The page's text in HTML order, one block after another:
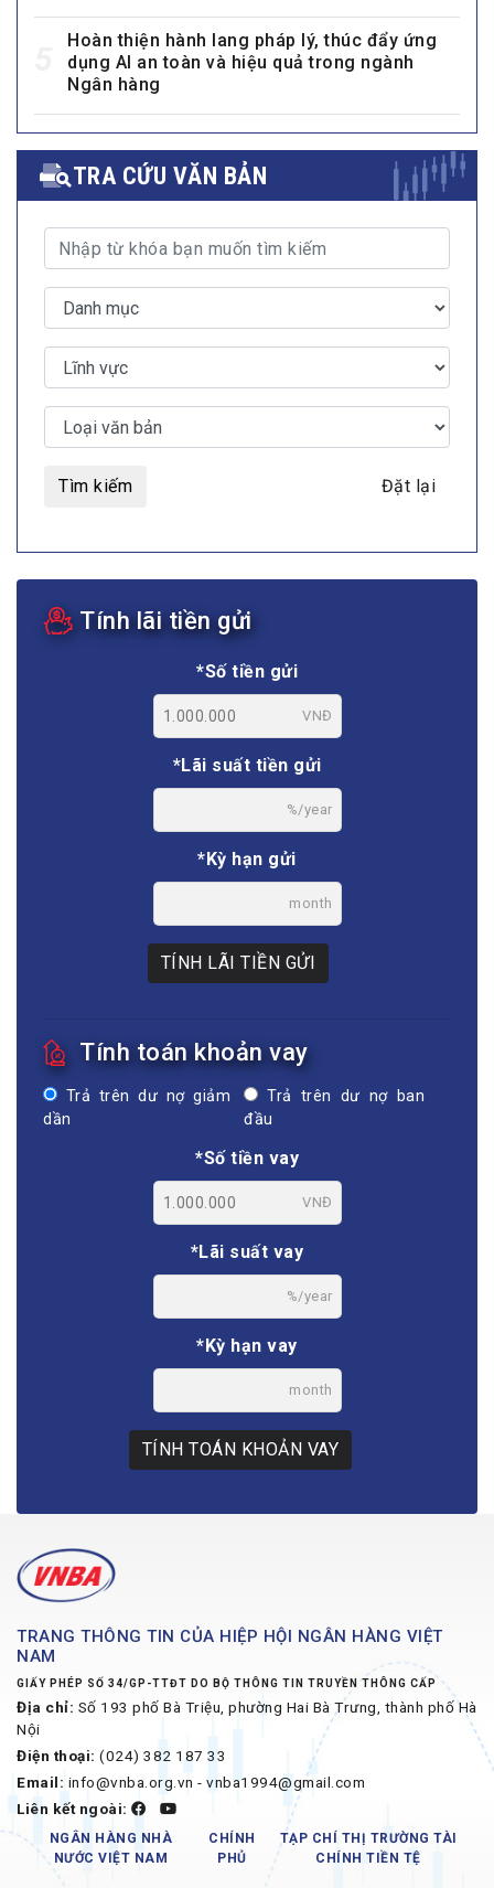
Hoàn thiện hành lang pháp lý, thúc đẩy ứng
dụng AI an toàn và hiệu quả trong ngành
Ngân hàng
TRA CỨU VĂN BẢN
Tìm kiếm Đặt lại
Tính lãi tiền gửi
*Số tiền gửi
VNĐ
*Lãi suất tiền gửi
%/year
*Kỳ hạn gửi
month
TÍNH LÃI TIỀN GỬI
Tính toán khoản vay
Trả trên dư nợ giảm
dần
Trả trên dư nợ ban
đầu
*Số tiền vay
VNĐ
*Lãi suất vay
%/year
*Kỳ hạn vay
month
TÍNH TOÁN KHOẢN VAY
TRANG THÔNG TIN CỦA HIỆP HỘI NGÂN HÀNG VIỆT
NAM
GIẤY PHÉP SỐ 34/GP-TTĐT DO BỘ THÔNG TIN TRUYỀN THÔNG CẤP
Địa chỉ: Số 193 phố Bà Triệu, phường Hai Bà Trưng, thành phố Hà
Nội
Điện thoại: (024) 382 187 33
Email: info@vnba.org.vn - vnba1994@gmail.com
Liên kết ngoài:
NGÂN HÀNG NHÀ
NƯỚC VIỆT NAM
CHÍNH
PHỦ
TẠP CHÍ THỊ TRƯỜNG TÀI
CHÍNH TIỀN TỆ